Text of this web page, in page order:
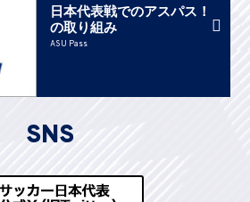
日本代表戦でのアスパス！
の取り組み
ASU Pass
SNS